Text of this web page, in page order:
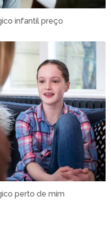
infantil preço
perto de mim